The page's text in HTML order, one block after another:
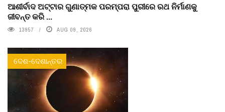
ଆଶୀର୍ବାଦ ଅଟ୍ଟାର ଗୁଣାତ୍ମକ ପରମ୍ପରା ପୁରୀରେ ରଥ ନିର୍ମାଣକୁ
ଜୀବନ୍ତ କରି ...
13957 AUG 09, 2026
ଦେଶ-ଦେଶାନ୍ତର